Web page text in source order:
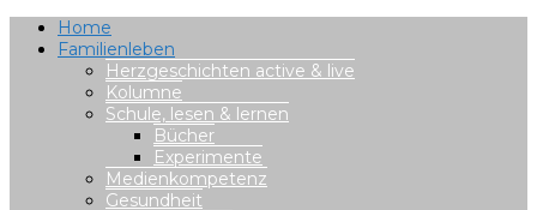
Home
Familienleben
Herzgeschichten active & live
Kolumne
Schule, lesen & lernen
Bücher
Experimente
Medienkompetenz
Gesundheit